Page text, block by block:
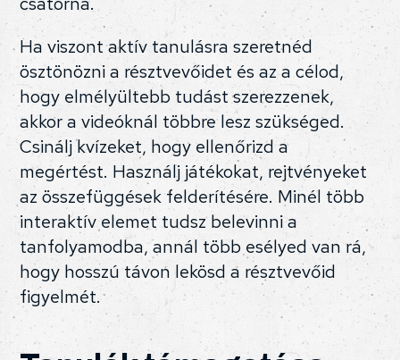
Ha viszont aktív tanulásra szeretnéd
ösztönözni a résztvevőidet és az a célod,
hogy elmélyültebb tudást szerezzenek,
akkor a videóknál többre lesz szükséged.
Csinálj kvízeket, hogy ellenőrizd a
megértést. Használj játékokat, rejtvényeket
az összefüggések felderítésére. Minél több
interaktív elemet tudsz belevinni a
tanfolyamodba, annál több esélyed van rá,
hogy hosszú távon lekösd a résztvevőid
figyelmét.